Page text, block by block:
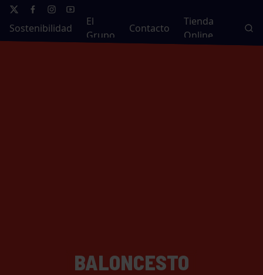
Sostenibilidad
El
Grupo
Contacto
Tienda
Online
BALONCESTO